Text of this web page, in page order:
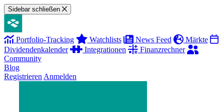
Sidebar schließen
Portfolio-Tracking Watchlists News Feed
Märkte
Dividendenkalender
Integrationen
Finanzrechner
Community
Blog
Registrieren Anmelden